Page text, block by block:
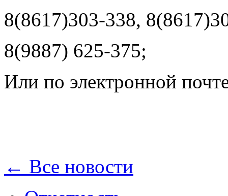
8(8617)303-338,
8(9887) 625-375;
Или по электронной
← Все новости